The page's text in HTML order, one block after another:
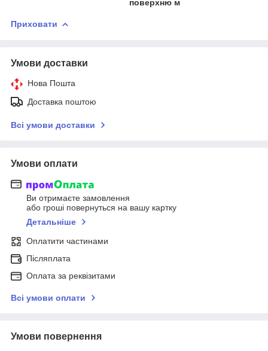
поверхню м
Приховати
Умови доставки
Нова Пошта
Доставка поштою
Всі умови доставки
Умови оплати
Ви отримаєте замовлення
або гроші повернуться на вашу картку
Детальніше
Оплатити частинами
Післяплата
Оплата за реквізитами
Всі умови оплати
Умови повернення